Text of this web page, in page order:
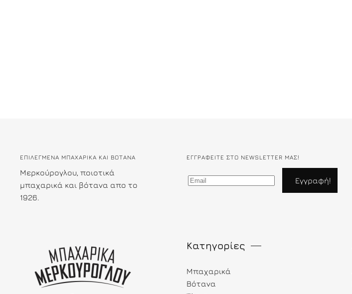
ΕΠΙΛΕΓΜΕΝΑ ΜΠΑΧΑΡΙΚΑ ΚΑΙ ΒΟΤΑΝΑ
Μερκούρογλου, ποιοτικά
μπαχαρικά και βότανα απο το
1926.
ΕΓΓΡΑΦΕΊΤΕ ΣΤΟ NEWSLETTER ΜΑΣ!
Κατηγορίες
Μπαχαρικά
Βότανα